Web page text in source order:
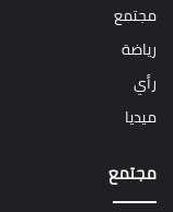
مجتمع
رياضة
رأي
ميديا
مجتمع